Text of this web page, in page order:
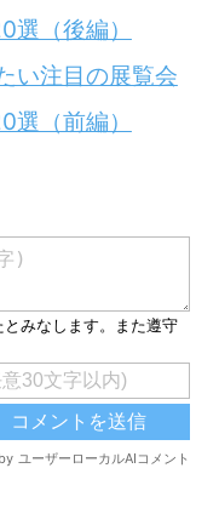
（後編）
い注目の展覧会
（前編）